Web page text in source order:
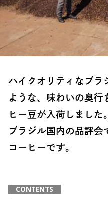
ハイクオリティなブラ
ような、味わいの奥行
ヒー豆が入荷しました。
ブラジル国内の品評会
コーヒーです。
CONTENTS